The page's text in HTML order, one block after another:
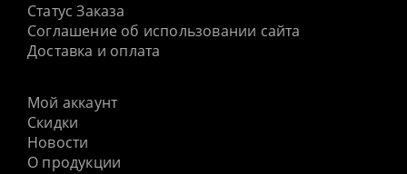
Статус Заказа
Соглашение об использовании сайта
Доставка и оплата
Мой аккаунт
Скидки
Новости
О продукции